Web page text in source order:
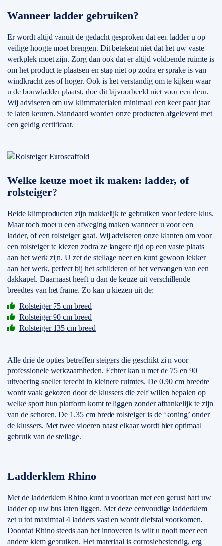
Wanneer ladder gebruiken?
Er wordt altijd vanuit de gedacht gesproken dat een ladder u op
veilige hoogte moet brengen. Dit betekent niet dat het uw vaste
werkplek moet zijn. Zorg dan ook dat er altijd voldoende ruimte is
om het product te plaatsen en stap niet op zodra er sprake is van
windkracht zes of hoger. Ook is het verstandig om te kijken waar
u de bouwladder plaatst, doe dit bijvoorbeeld niet voor een deur.
Wij adviseren om uw klimmaterialen minimaal een keer paar jaar
te laten keuren. Standaard worden onze producten afgeleverd met
een geldig certificaat.
Welke keuze moet ik maken: ladder, of
rolsteiger?
Beide klimproducten zijn makkelijk te gebruiken voor iedere klus.
Maar toch moet u een afweging maken wanneer u voor een
ladder, of een rolsteiger gaat. Wij adviseren onze klanten om voor
een rolsteiger te kiezen zodra ze langere tijd op een vaste plaats
aan het werk zijn. U zet de stellage neer en kunt gewoon lekker
aan het werk, perfect bij het schilderen of het vervangen van een
dakkapel. Daarnaast heeft u dan de keuze uit verschillende
breedtes van het frame. Zo kan u kiezen uit de:
Rolsteiger 75 cm breed
Rolsteiger 90 cm breed
Rolsteiger 135 cm breed
Alle drie de opties betreffen steigers die geschikt zijn voor
professionele werkzaamheden. Echter kan u met de 75 en 90
uitvoering sneller terecht in kleinere ruimtes. De 0.90 cm breedte
wordt vaak gekozen door de klussers die zelf willen bepalen op
welke sport hun platform komt te liggen zonder afhankelijk te zijn
van de schoren. De 1.35 cm brede rolsteiger is de ‘koning’ onder
de klussers. Met twee vloeren naast elkaar wordt hier optimaal
gebruik van de stellage.
Ladderklem Rhino
Met de ladderklem Rhino kunt u voortaan met een gerust hart uw
ladder op uw bus laten liggen. Met deze eenvoudige ladderklem
zet u tot maximaal 4 ladders vast en wordt diefstal voorkomen.
Doordat Rhino steeds aan het innoveren is wilt u nooit meer een
andere klem gebruiken. Het materiaal is corrosiebestendig, erg